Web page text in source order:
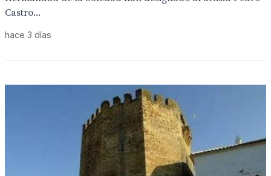
Castro...
hace 3 días